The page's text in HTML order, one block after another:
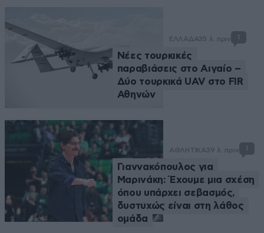
ΕΛΛΑΔΑ35 λ. πριν 1
Νέες τουρκικές
παραβιάσεις στο Αιγαίο –
Δύο τουρκικά UAV στο FIR
Αθηνών
ΑΘΛΗΤΙΚΑ39 λ. πριν
Γιαννακόπουλος για
Μαρινάκη: Έχουμε μια σχέση
όπου υπάρχει σεβασμός,
δυστυχώς είναι στη λάθος
ομάδα